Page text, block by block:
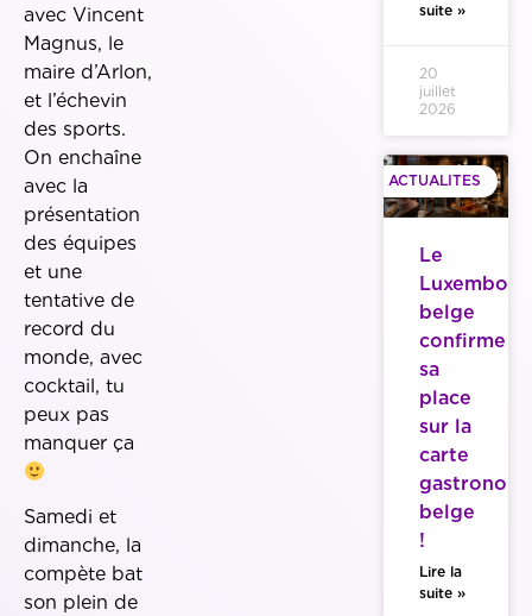
avec Vincent
Magnus, le
maire d’Arlon,
et l’échevin
des sports.
On enchaîne
avec la
présentation
des équipes
et une
tentative de
record du
monde, avec
cocktail, tu
peux pas
manquer ça
Samedi et
dimanche, la
compète bat
son plein de
suite »
20
juillet
2026
ACTUALITES
Le
belge
confirme
sa
place
sur la
carte
belge
!
Lire la
suite »